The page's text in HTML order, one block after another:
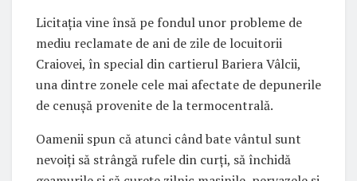
Licitația vine însă pe fondul unor probleme de
mediu reclamate de ani de zile de locuitorii
Craiovei, în special din cartierul Bariera Vâlcii,
una dintre zonele cele mai afectate de depunerile
de cenușă provenite de la termocentrală.
Oamenii spun că atunci când bate vântul sunt
nevoiți să strângă rufele din curți, să închidă